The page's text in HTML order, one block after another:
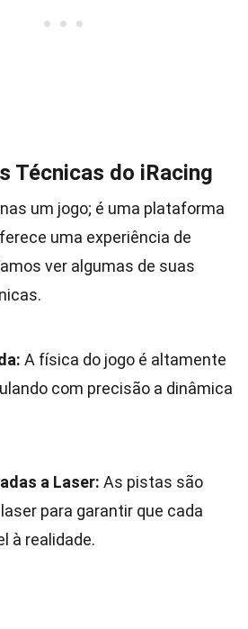
Técnicas do iRacing
um jogo; é uma plataforma
uma experiência de
ver algumas de suas
A física do jogo é altamente
com precisão a dinâmica
a Laser: As pistas são
para garantir que cada
à realidade.